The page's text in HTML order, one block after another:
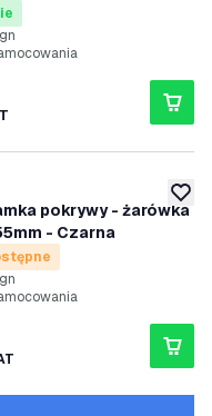
pokrywy - żarówka
- Czarna